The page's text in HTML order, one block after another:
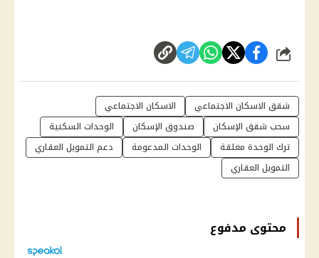
شارك
شقق الاسكان الاجتماعي
الاسكان الاجتماعي
سحب شقق الإسكان
صندوق الإسكان
الوحدات السكنية
ترك الوحدة مغلقة
الوحدات المدعومة
دعم التمويل العقاري
التمويل العقاري
محتوى مدفوع